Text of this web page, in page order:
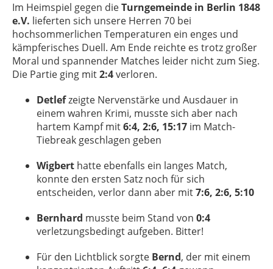
Im Heimspiel gegen dieTurngemeinde in Berlin 1848
e.V. lieferten sich unsere Herren 70 bei
hochsommerlichen Temperaturen ein enges und
kämpferisches Duell. Am Ende reichte es trotz großer
Moral und spannender Matches leider nicht zum Sieg.
Die Partie ging mit2:4verloren.
Detlefzeigte Nervenstärke und Ausdauer in
einem wahren Krimi, musste sich aber nach
hartem Kampf mit6:4, 2:6, 15:17 im Match-
Tiebreak geschlagen geben
Wigbert hatte ebenfalls ein langes Match,
konnte den ersten Satz noch für sich
entscheiden, verlor dann aber mit7:6, 2:6, 5:10
Bernhard musste beim Stand von 0:4
verletzungsbedingt aufgeben. Bitter!
Für den Lichtblick sorgte Bernd, der mit einem